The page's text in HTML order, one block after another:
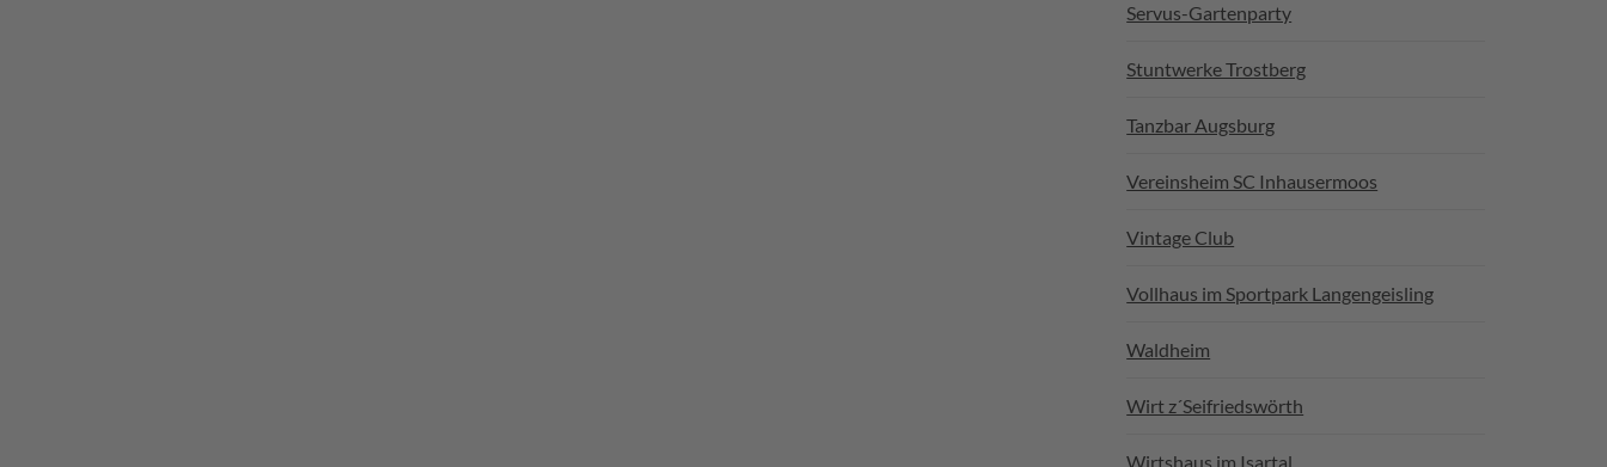
Servus-Gartenparty
Stuntwerke Trostberg
Tanzbar Augsburg
Vereinsheim SC Inhausermoos
Vintage Club
Vollhaus im Sportpark Langengeisling
Waldheim
Wirt z´Seifriedswörth
Wirtshaus im Isartal